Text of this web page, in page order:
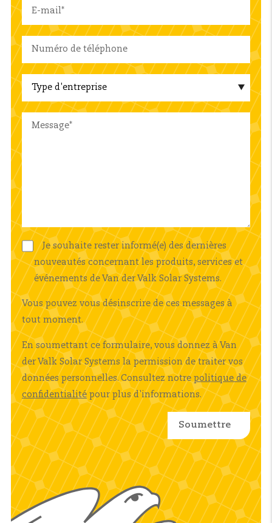
Je souhaite rester informé(e) des dernières
nouveautés concernant les produits, services et
événements de Van der Valk Solar Systems.
Vous pouvez vous désinscrire de ces messages à
tout moment.
En soumettant ce formulaire, vous donnez à Van
der Valk Solar Systems la permission de traiter vos
données personnelles. Consultez notre politique de
confidentialité pour plus d'informations.